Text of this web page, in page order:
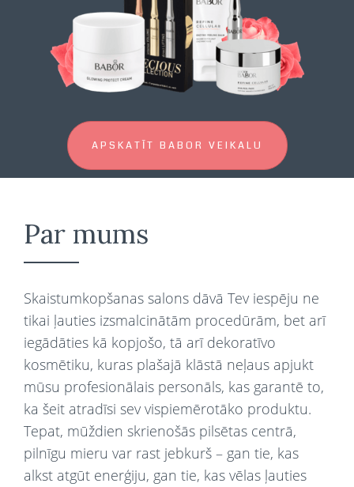
APSKATĪT BABOR VEIKALU
Par mums
Skaistumkopšanas salons dāvā Tev iespēju ne
tikai ļauties izsmalcinātām procedūrām, bet arī
iegādāties kā kopjošo, tā arī dekoratīvo
kosmētiku, kuras plašajā klāstā neļaus apjukt
mūsu profesionālais personāls, kas garantē to,
ka šeit atradīsi sev vispiemērotāko produktu.
Tepat, mūždien skrienošās pilsētas centrā,
pilnīgu mieru var rast jebkurš – gan tie, kas
alkst atgūt enerģiju, gan tie, kas vēlas ļauties